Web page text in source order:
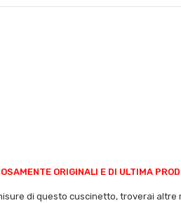
ORIGINALI E DI ULTIMA
di questo cuscinetto, troverai